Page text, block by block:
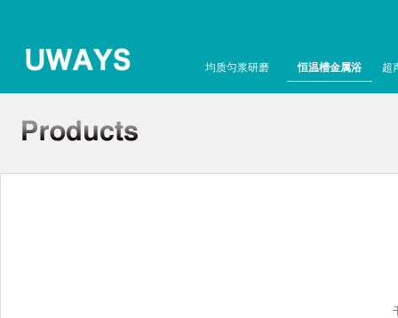
均质匀浆研磨 恒温槽金属浴 超